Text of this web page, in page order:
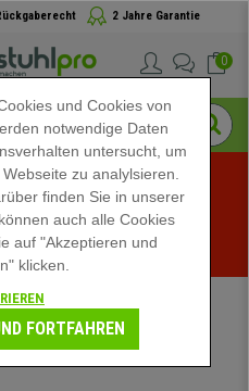
2 Jahre Garantie
0
buerostuhlpro! Exklusive
- Aktion ansehen -
und Cookies von
notwendige Daten
untersucht, um
zu analylsieren.
finden Sie in unserer
können auch alle Cookies
auf "Akzeptieren und
klicken.
FORTFAHREN